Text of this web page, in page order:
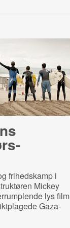
frihedskamp i
Mickey
lys film
Gaza-